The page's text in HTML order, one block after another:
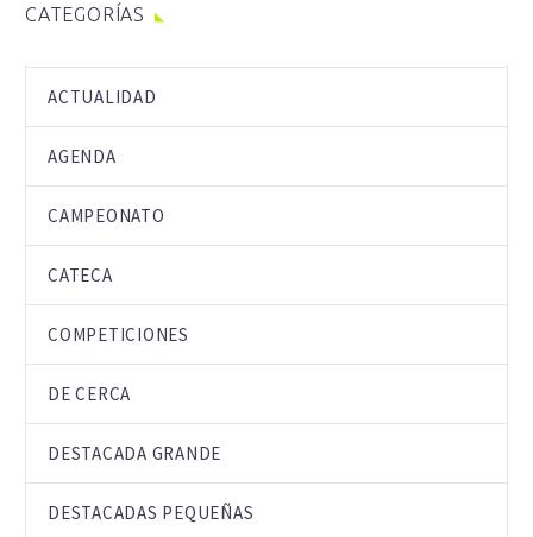
CATEGORÍAS
ACTUALIDAD
AGENDA
CAMPEONATO
CATECA
COMPETICIONES
DE CERCA
DESTACADA GRANDE
DESTACADAS PEQUEÑAS